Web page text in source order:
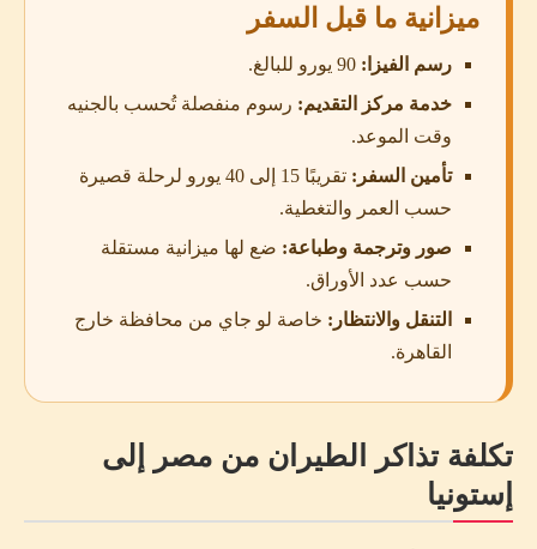
ميزانية ما قبل السفر
رسم الفيزا:
خدمة مركز التقديم: رسوم منفصلة تُحسب بالجنيه
وقت الموعد.
تأمين السفر:
تقريبًا 15 إلى 40 يورو لرحلة قصيرة
حسب العمر والتغطية.
صور وترجمة وطباعة: ضع لها ميزانية مستقلة
حسب عدد الأوراق.
التنقل والانتظار: خاصة لو جاي من محافظة خارج
القاهرة.
تكلفة تذاكر الطيران من مصر إلى
إستونيا